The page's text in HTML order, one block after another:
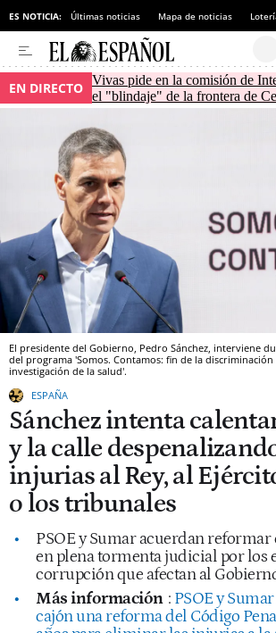
ES NOTICIA: Últimas noticias Mapa de noticias
EN DIRECTO Vivas pide en la comisión de
el "blindaje" de la frontera de
El presidente del Gobierno, Pedro Sánchez, interviene
del programa 'Somos. Contamos: fin de la
investigación de la salud'.
ESPAÑA
Sánchez intenta
y la calle
injurias al Rey, al
o los tribunales
PSOE y Sumar acuerdan reformar
en plena tormenta judicial por los
corrupción que afectan al
Más información : PSOE y
cajón una reforma del Código